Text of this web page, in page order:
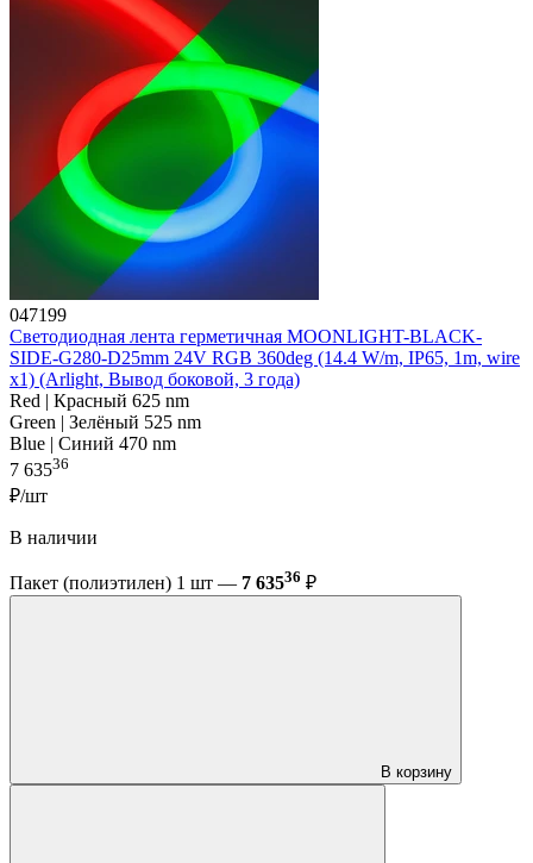
047199
Светодиодная лента герметичная MOONLIGHT-BLACK-
SIDE-G280-D25mm 24V RGB 360deg (14.4 W/m, IP65, 1m, wire
x1) (Arlight, Вывод боковой, 3 года)
Red | Красный 625 nm
Green | Зелёный 525 nm
Blue | Синий 470 nm
7 63536
₽/шт
В наличии
Пакет (полиэтилен) 1 шт — 7 63536 ₽
В корзину